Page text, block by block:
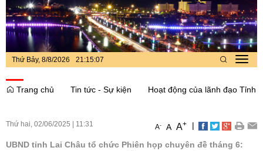
Thứ Bảy, 8/8/2026 21:15:08
Trang chủ
Tin tức - Sự kiện Hoạt động của lãnh đạo Tỉnh
Thứ hai, 02/06/2025 11:31 A- A A+ |
UBND tỉnh Lai Châu tổ chức Phiên họp chuyên đề tháng 6: